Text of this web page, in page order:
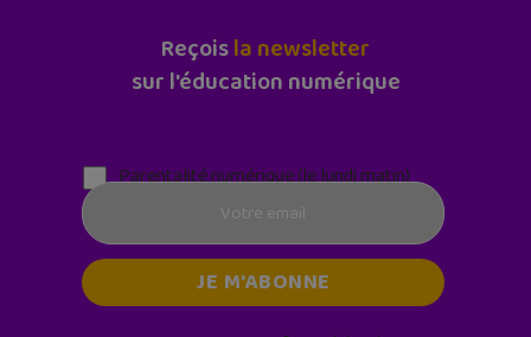
Reçoisla newsletter
sur l'éducation numérique
Parentalité numérique (le lundi matin)